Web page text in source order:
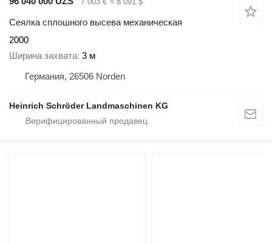
Сеялка сплошного высева механическая
2000
Ширина захвата 3 м
Германия, 26506 Norden
Heinrich Schröder Landmaschinen KG